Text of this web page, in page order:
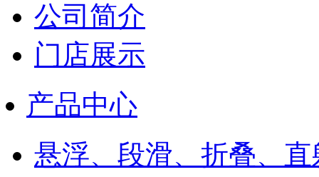
公司简介
门店展示
产品中心
悬浮、段滑、折叠、直